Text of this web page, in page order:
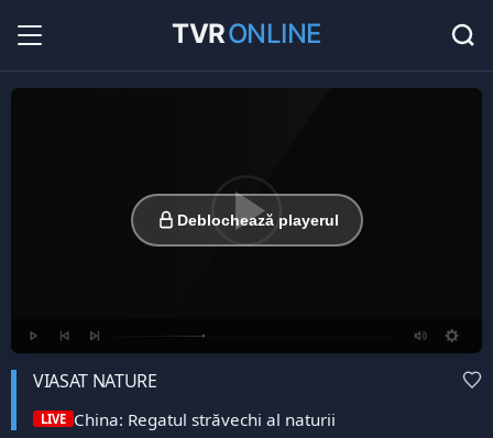
TVRONLINE 36
Deblochează playerul
VIASAT NATURE
LIVE China: Regatul străvechi al naturii